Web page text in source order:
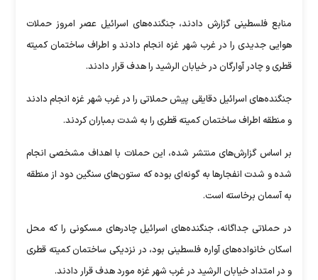
منابع فلسطینی گزارش دادند، جنگنده‌های اسرائیل عصر امروز حملات
هوایی جدیدی را در غرب شهر غزه انجام دادند و اطراف ساختمان کمیته
قطری و چادر آوارگان در خیابان الرشید را هدف قرار دادند.
جنگنده‌های اسرائیل دقایقی پیش حملاتی را در غرب شهر غزه انجام دادند
و منطقه اطراف ساختمان کمیته قطری را به شدت بمباران کردند.
بر اساس گزارش‌های منتشر شده، این حملات با اهداف مشخصی انجام
شده و شدت انفجار‌ها به گونه‌ای بوده که ستون‌های سنگین دود از منطقه
به آسمان برخاسته است.
در حملاتی جداگانه، جنگنده‌های اسرائیل چادر‌های مسکونی را که محل
اسکان خانواده‌های آواره فلسطینی بود، در نزدیکی ساختمان کمیته قطری
و در امتداد خیابان الرشید در غرب شهر غزه مورد هدف قرار دادند.